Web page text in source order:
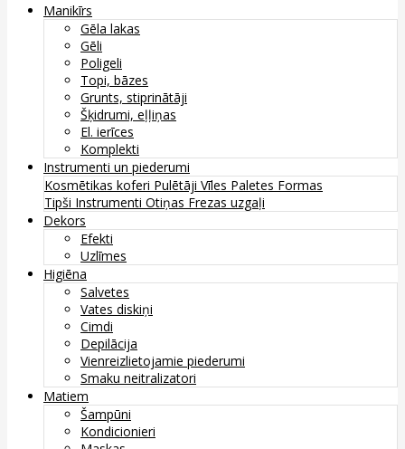
Manikīrs
Gēla lakas
Gēli
Poligeli
Topi, bāzes
Grunts, stiprinātāji
Šķidrumi, eļļiņas
El. ierīces
Komplekti
Instrumenti un piederumi
Kosmētikas koferi Pulētāji Vīles Paletes Formas
Tipši Instrumenti Otiņas Frezas uzgaļi
Dekors
Efekti
Uzlīmes
Higiēna
Salvetes
Vates diskiņi
Cimdi
Depilācija
Vienreizlietojamie piederumi
Smaku neitralizatori
Matiem
Šampūni
Kondicionieri